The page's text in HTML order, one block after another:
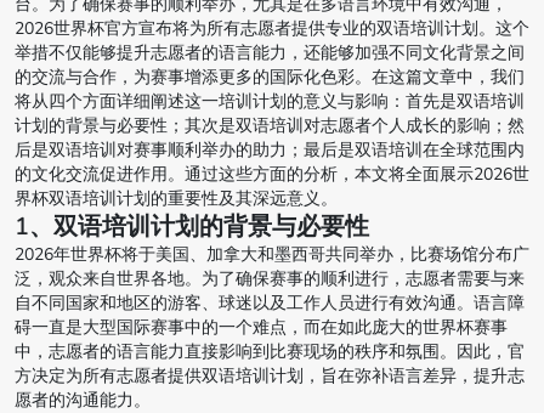
2026世界杯官方宣布将为所有志愿者提供专业的双语培训计划。这个
举措不仅能够提升志愿者的语言能力，还能够加强不同文化背景之间
的交流与合作，为赛事增添更多的国际化色彩。在这篇文章中，我们
将从四个方面详细阐述这一培训计划的意义与影响：首先是双语培训
计划的背景与必要性；其次是双语培训对志愿者个人成长的影响；然
后是双语培训对赛事顺利举办的助力；最后是双语培训在全球范围内
的文化交流促进作用。通过这些方面的分析，本文将全面展示2026世
界杯双语培训计划的重要性及其深远意义。
1、双语培训计划的背景与必要性
2026年世界杯将于美国、加拿大和墨西哥共同举办，比赛场馆分布广
泛，观众来自世界各地。为了确保赛事的顺利进行，志愿者需要与来
自不同国家和地区的游客、球迷以及工作人员进行有效沟通。语言障
碍一直是大型国际赛事中的一个难点，而在如此庞大的世界杯赛事
中，志愿者的语言能力直接影响到比赛现场的秩序和氛围。因此，官
方决定为所有志愿者提供双语培训计划，旨在弥补语言差异，提升志
愿者的沟通能力。